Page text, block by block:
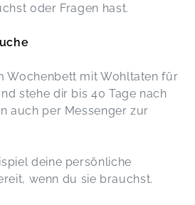
oder Fragen hast.
Wochenbett mit Wohltaten für
stehe dir bis 40 Tage nach
auch per Messenger zur
deine persönliche
wenn du sie brauchst.